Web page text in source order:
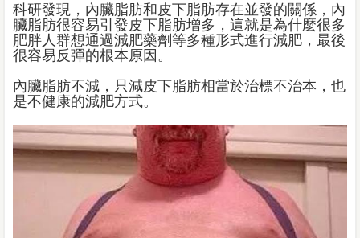
科研發現，內臟脂肪和皮下脂肪存在並發的關係，內
臟脂肪很容易引發皮下脂肪增多，這就是為什麼很多
肥胖人群想通過減肥藥劑等多種形式進行減肥，最後
很容易反彈的根本原因。
內臟脂肪不減，只減皮下脂肪相當於治標不治本，也
是不健康的減肥方式。